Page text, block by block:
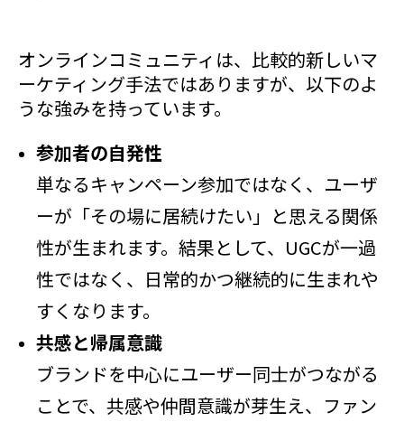
オンラインコミュニティは、比較的新しいマ
ーケティング手法ではありますが、以下のよ
うな強みを持っています。
参加者の自発性
単なるキャンペーン参加ではなく、ユーザ
ーが「その場に居続けたい」と思える関係
性が生まれます。結果として、UGCが一過
性ではなく、日常的かつ継続的に生まれや
すくなります。
共感と帰属意識
ブランドを中心にユーザー同士がつながる
ことで、共感や仲間意識が芽生え、ファン